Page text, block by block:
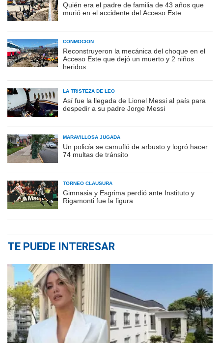
Quién era el padre de familia de 43 años que
murió en el accidente del Acceso Este
CONMOCIÓN
Reconstruyeron la mecánica del choque en el
Acceso Este que dejó un muerto y 2 niños
heridos
LA TRISTEZA DE LEO
Así fue la llegada de Lionel Messi al país para
despedir a su padre Jorge Messi
MARAVILLOSA JUGADA
Un policía se camufló de arbusto y logró hacer
74 multas de tránsito
TORNEO CLAUSURA
Gimnasia y Esgrima perdió ante Instituto y
Rigamonti fue la figura
TE PUEDE INTERESAR